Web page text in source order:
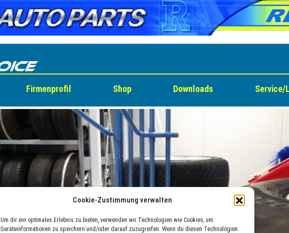
Cookie-Zustimmung verwalten
Um dir ein optimales Erlebnis zu bieten, verwenden wir Technologien wie Cookies, um
Geräteinformationen zu speichern und/oder darauf zuzugreifen. Wenn du diesen Technologien
Firmenprofil Shop Downloads Service/